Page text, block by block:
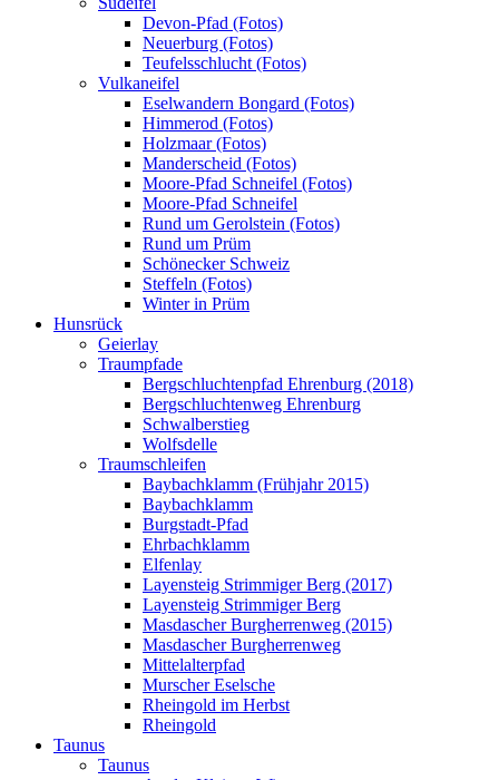
Devon-Pfad (Fotos)
Neuerburg (Fotos)
Teufelsschlucht (Fotos)
Vulkaneifel
Eselwandern Bongard (Fotos)
Himmerod (Fotos)
Holzmaar (Fotos)
Manderscheid (Fotos)
Moore-Pfad Schneifel (Fotos)
Moore-Pfad Schneifel
Rund um Gerolstein (Fotos)
Rund um Prüm
Schönecker Schweiz
Steffeln (Fotos)
Winter in Prüm
Hunsrück
Geierlay
Traumpfade
Bergschluchtenpfad Ehrenburg (2018)
Bergschluchtenweg Ehrenburg
Schwalberstieg
Wolfsdelle
Traumschleifen
Baybachklamm (Frühjahr 2015)
Baybachklamm
Burgstadt-Pfad
Ehrbachklamm
Elfenlay
Layensteig Strimmiger Berg (2017)
Layensteig Strimmiger Berg
Masdascher Burgherrenweg (2015)
Masdascher Burgherrenweg
Mittelalterpfad
Murscher Eselsche
Rheingold im Herbst
Rheingold
Taunus
Taunus